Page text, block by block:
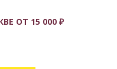
ОТ 15 000 ₽